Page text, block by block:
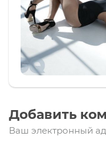
Добавить
Ваш электронный